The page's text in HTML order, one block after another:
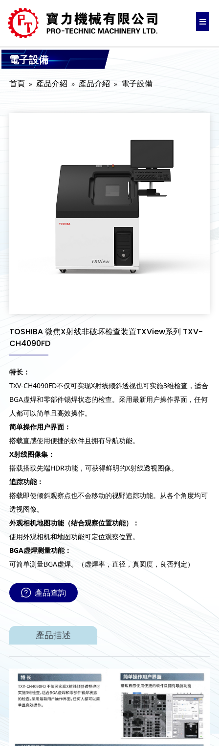
電子設備
首頁 產品介紹 產品介紹 電子設備
TOSHIBA 微焦X射线非破坏检查装置TXView系列 TXV-
CH4090FD
特长：
TXV-CH4090FD不仅可实现X射线倾斜透视也可实施3维检查，适合
BGA虚焊和零部件锡焊状态的检查。采用最新用户操作界面，任何
人都可以简单且高效操作。
简单操作用户界面：
搭载直感使用便捷的软件且拥有导航功能。
X射线图像集：
搭载搭载先端HDR功能，可获得鲜明的X射线透视图像。
追踪功能：
搭载即使倾斜观察点也不会移动的视野追踪功能。从各个角度均可
透视图像。
外观相机地图功能（结合观察位置功能）：
使用外观相机和地图功能可定位观察位置。
BGA虚焊测量功能：
可简单测量BGA虚焊。（虚焊率，直径，真圆度，良否判定）
產品查詢
產品描述